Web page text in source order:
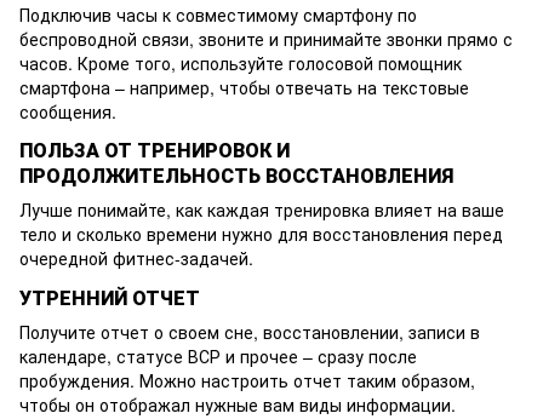
Подключив часы к совместимому смартфону по
беспроводной связи, звоните и принимайте звонки прямо с
часов. Кроме того, используйте голосовой помощник
смартфона – например, чтобы отвечать на текстовые
сообщения.
ПОЛЬЗА ОТ ТРЕНИРОВОК И
ПРОДОЛЖИТЕЛЬНОСТЬ ВОССТАНОВЛЕНИЯ
Лучше понимайте, как каждая тренировка влияет на ваше
тело и сколько времени нужно для восстановления перед
очередной фитнес-задачей.
УТРЕННИЙ ОТЧЕТ
Получите отчет о своем сне, восстановлении, записи в
календаре, статусе ВСР и прочее – сразу после
пробуждения. Можно настроить отчет таким образом,
чтобы он отображал нужные вам виды информации.